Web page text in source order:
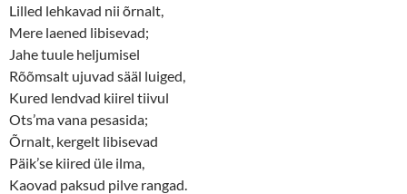
Lilled lehkavad nii õrnalt,
Mere laened libisevad;
Jahe tuule heljumisel
Rõõmsalt ujuvad sääl luiged,
Kured lendvad kiirel tiivul
Ots’ma vana pesasida;
Õrnalt, kergelt libisevad
Päik’se kiired üle ilma,
Kaovad paksud pilve rangad.